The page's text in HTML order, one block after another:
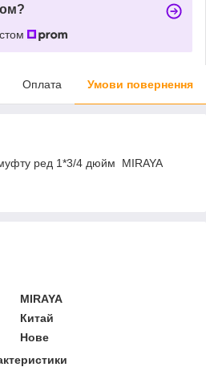
Оплата Умови повернення
муфту ред 1*3/4 дюйм MIRAYA
MIRAYA
Китай
Нове